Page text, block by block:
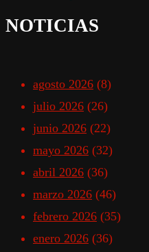
NOTICIAS
agosto 2026 (8)
julio 2026 (26)
junio 2026 (22)
mayo 2026 (32)
abril 2026 (36)
marzo 2026 (46)
febrero 2026 (35)
enero 2026 (36)